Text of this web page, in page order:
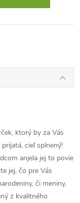
ktorý by za Vás
cieľ splnený!
anjela jej to povie
jej, čo pre Vás
či meniny,
z kvalitného